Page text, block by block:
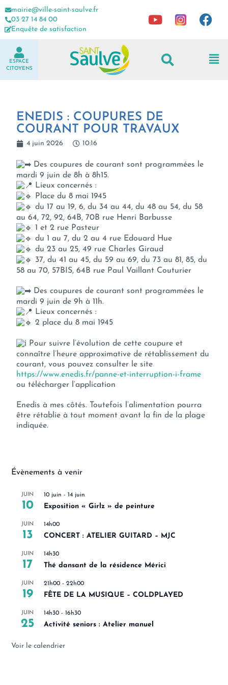
mairie@ville-saint-saulve.fr
03 27 14 84 00
Enquête de satisfaction
ESPACE
CITOYENS
ENEDIS : COUPURES DE
COURANT POUR TRAVAUX
4 juin 2026 10:16
Des coupures de courant sont programmées le
mardi 9 juin de 8h à 8h15.
Lieux concernés :
Place du 8 mai 1945
du 17 au 19, 6, du 34 au 44, du 48 au 54, du 58
au 64, 72, 92, 64B, 70B rue Henri Barbusse
1 et 2 rue Pasteur
du 1 au 7, du 2 au 4 rue Edouard Hue
du 23 au 25, 49 rue Charles Giraud
37, du 41 au 45, du 59 au 69, du 73 au 81, 85, du
58 au 70, 57BIS, 64B rue Paul Vaillant Couturier
Des coupures de courant sont programmées le
mardi 9 juin de 9h à 11h.
Lieux concernés :
2 place du 8 mai 1945
Pour suivre l’évolution de cette coupure et
connaître l’heure approximative de rétablissement du
courant, vous pouvez consulter le site
https://www.enedis.fr/panne-et-interruption-i-frame
ou télécharger l’application
Enedis à mes côtés. Toutefois l’alimentation pourra
être rétablie à tout moment avant la fin de la plage
indiquée.
Évènements à venir
JUIN
10
10 juin -14 juin
Exposition « Girlz » de peinture
JUIN
13
14h00
CONCERT : ATELIER GUITARD – MJC
JUIN
17
14h30
Thé dansant de la résidence Mérici
JUIN
19
21h00 -22h00
FÊTE DE LA MUSIQUE – COLDPLAYED
JUIN
25
14h30 -16h30
Activité seniors : Atelier manuel
Voir le calendrier